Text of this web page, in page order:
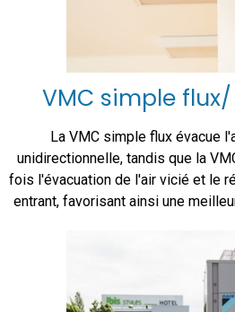
VMC simple
La VMC simple flux évacue
unidirectionnelle, tandis que la
fois l'évacuation de l'air vicié et le
entrant, favorisant ainsi une